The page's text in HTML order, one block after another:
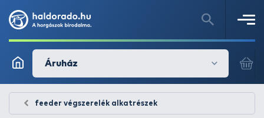
Áruház
feeder végszerelék alkatrészek